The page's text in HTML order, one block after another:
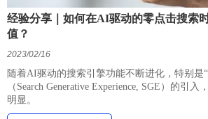
经验分享｜如何在AI驱动的零点击搜索
值？
2023/02/16
随着AI驱动的搜索引擎功能不断进化，特别是
（Search Generative Experience, SGE）的引
明显。